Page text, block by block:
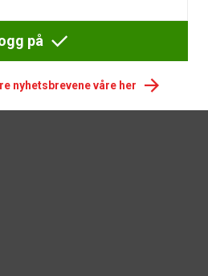
på
nyhetsbrevene våre her